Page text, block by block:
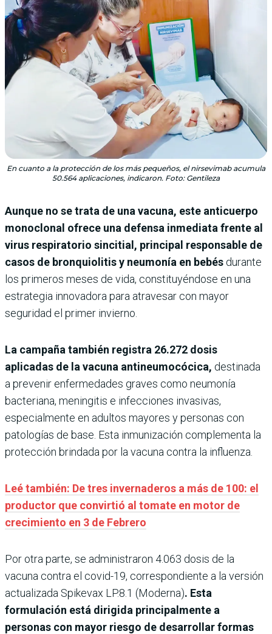
En cuanto a la protección de los más pequeños, el nirsevimab acumula
50.564 aplicaciones, indicaron. Foto: Gentileza
Aunque no se trata de una vacuna, este anticuerpo
monoclonal ofrece una defensa inmediata frente al
virus respiratorio sincitial, principal responsable de
casos de bronquiolitis y neumonía en bebés durante
los primeros meses de vida, constituyéndose en una
estrategia innovadora para atravesar con mayor
seguridad el primer invierno.
La campaña también registra 26.272 dosis
aplicadas de la vacuna antineumocócica, destinada
a prevenir enfermedades graves como neumonía
bacteriana, meningitis e infecciones invasivas,
especialmente en adultos mayores y personas con
patologías de base. Esta inmunización complementa la
protección brindada por la vacuna contra la influenza.
Leé también: De tres invernaderos a más de 100: el
productor que convirtió al tomate en motor de
crecimiento en 3 de Febrero
Por otra parte, se administraron 4.063 dosis de la
vacuna contra el covid-19, correspondiente a la versión
actualizada Spikevax LP.8.1 (Moderna). Esta
formulación está dirigida principalmente a
personas con mayor riesgo de desarrollar formas